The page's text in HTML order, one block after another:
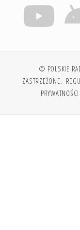
© POLSKIE
ZASTRZEŻONE.
PRYWATNOŚCI